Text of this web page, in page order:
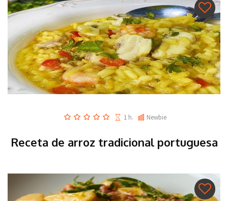
1 h. Newbie
Receta de arroz tradicional portuguesa